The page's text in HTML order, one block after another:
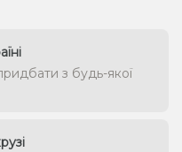
з будь-якої